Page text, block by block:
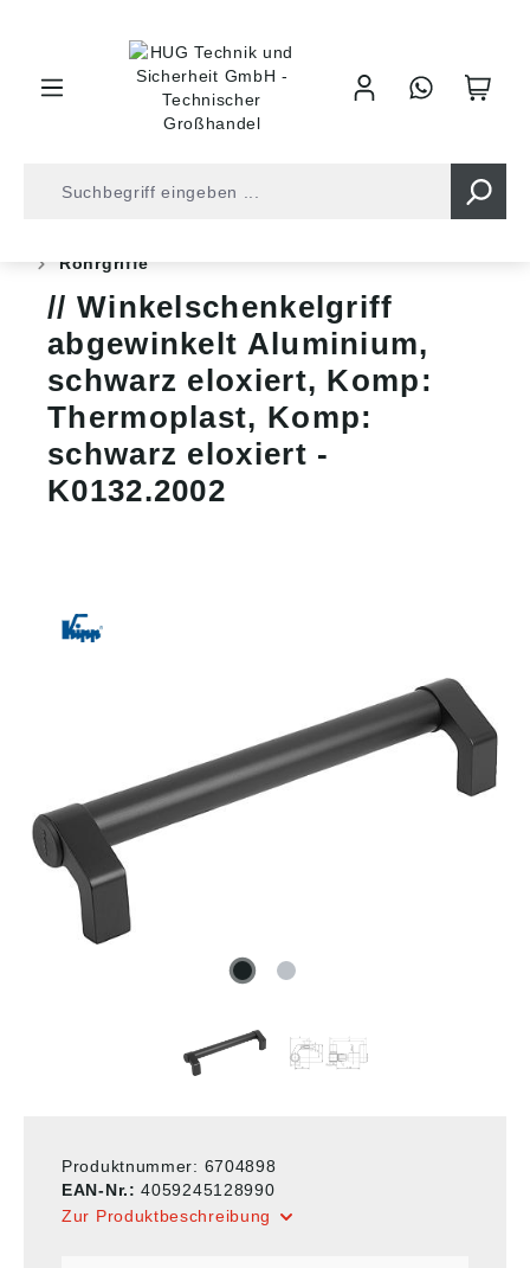
Rohrgriffe
Winkelschenkelgriff
abgewinkelt Aluminium,
schwarz eloxiert, Komp:
Thermoplast, Komp:
schwarz eloxiert -
K0132.2002
Produktnummer: 6704898
EAN-Nr.:4059245128990
Zur Produktbeschreibung